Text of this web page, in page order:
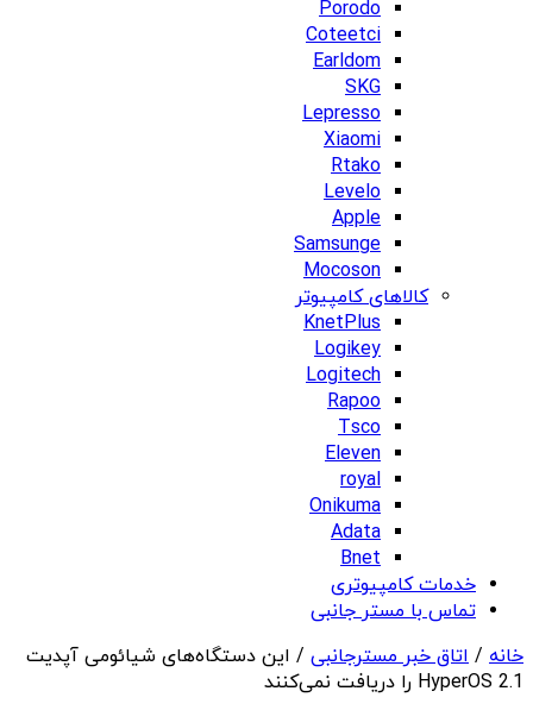
Porodo
Coteetci
Earldom
SKG
Lepresso
Xiaomi
Rtako
Levelo
Apple
Samsunge
Mocoson
کالاهای کامپیوتر
KnetPlus
Logikey
Logitech
Rapoo
Tsco
Eleven
royal
Onikuma
Adata
Bnet
خدمات کامپیوتری
تماس با مستر جانبی
خانه / اتاق خبر مسترجانبی / این دستگاه‌های شیائومی آپدیت
HyperOS 2.1 را دریافت نمی‌کنند